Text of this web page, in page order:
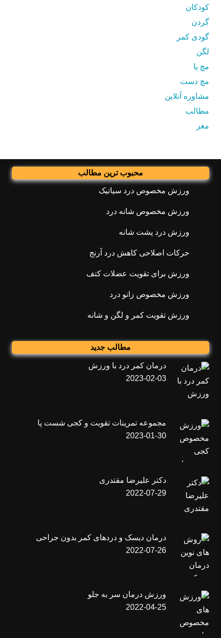
کودکان
گردن
گودی کمر
لگن
مچ پا
مچ دست
مشاوره آنلاین
مطالب
مغز
محبوب ترین مطالب
ورزش مخصوص درد سیاتیک
ورزش مخصوص شانه درد
ورزش درد پشت شانه
حرکات اصلاحی کاهش درد آرنج
ورزش برای تقویت عضلات کتف
ورزش مخصوص زانو درد
ورزش تقویت کمر و لگن و شانه
مطالب جدید
درمان کمر درد با ورزش
2023-02-03
مجموعه تمرینات تقویت و کجی شست پا
2023-01-30
دکتر علیرضا مقتدری
2022-07-29
درمان دیسک و دردهای کمر بدون جراحی
2022-07-26
ورزش درمان سر به جلو
2022-04-25